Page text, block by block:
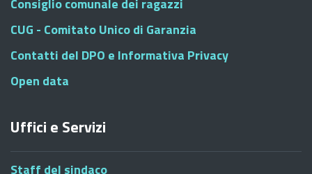
Consiglio comunale dei ragazzi
CUG - Comitato Unico di Garanzia
Contatti del DPO e Informativa Privacy
Open data
Uffici e Servizi
Staff del sindaco